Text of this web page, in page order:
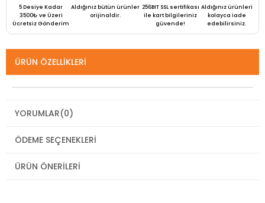
5 Desiye Kadar
3500₺ ve Üzeri
Ücretsiz Gönderim
Aldığınız bütün ürünler
orijinaldir.
256BIT SSL sertifikası
ile kart bilgileriniz
güvende!
Aldığınız ürünleri
kolayca iade
edebilirsiniz.
ÜRÜN ÖZELLIKLERI
YORUMLAR(0)
ÖDEME SEÇENEKLERI
ÜRÜN ÖNERILERI